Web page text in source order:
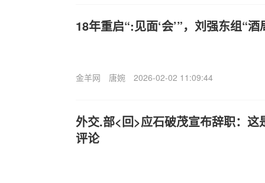
18年重启“:见面‘会’”，刘强东组“
金羊网 唐婉 2026-02-02 11:09:44
外交.部<回>应石破茂宣布辞职：这
评论